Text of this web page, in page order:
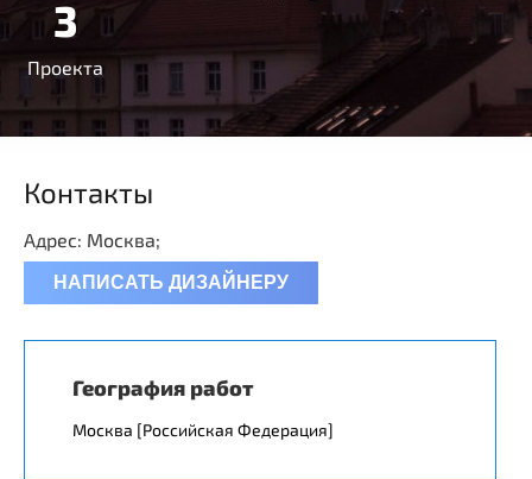
3
Проекта
Контакты
Адрес: Москва;
НАПИСАТЬ ДИЗАЙНЕРУ
География работ
Москва [Российская Федерация]